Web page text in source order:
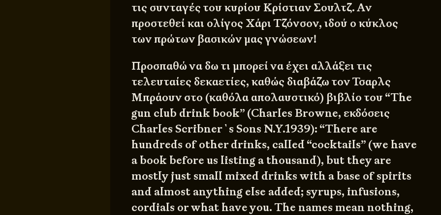
τις συνταγές του κυρίου Κρίστιαν Σουλτζ. Αν
προστεθεί και ολίγος Χάρι Τζόνσον, ιδού ο κύκλος
των πρώτων βασικών μας γνώσεων!
Προσπαθώ να δω τι μπορεί να έχει αλλάξει τις
τελευταίες δεκαετίες, καθώς διαβάζω τον Τσαρλς
Μπράουν στο (καθόλα απολαυστικό) βιβλίο του “The
gun club drink book” (Charles Browne, εκδόσεις
Charles Scribner`s Sons N.Y.1939): “There are
hundreds of other drinks, called “cocktails” (we have
a book before us listing a thousand), but they are
mostly just small mixed drinks with a base of spirits
and almost anything else added; syrups, infusions,
cordials or what have you. The names mean nothing,